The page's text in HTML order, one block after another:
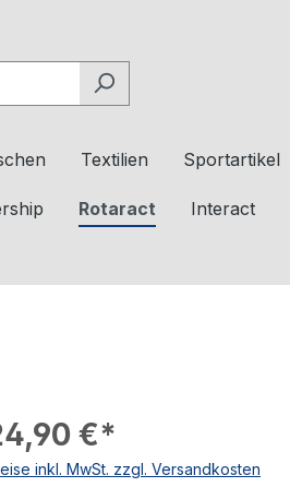
Textilien Sportartikel
Rotaract Interact
€*
inkl. MwSt. zzgl. Versandkosten